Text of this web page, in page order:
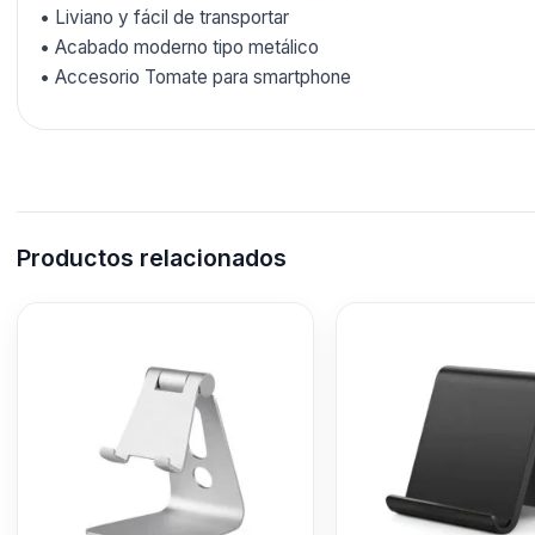
• Liviano y fácil de transportar
• Acabado moderno tipo metálico
• Accesorio Tomate para smartphone
Productos relacionados